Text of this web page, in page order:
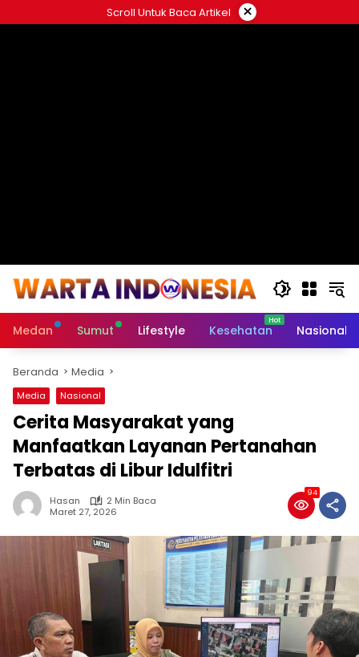
ke
Scroll Untuk Baca Artikel ×
Medan Sumut Lifestyle Kesehatan Nasional
Beranda Media
Media Nasional
Cerita Masyarakat yang
Manfaatkan Layanan Pertanahan
Terbatas di Libur Idulfitri
Hasan
2 Min Baca
Maret 27, 2026
94